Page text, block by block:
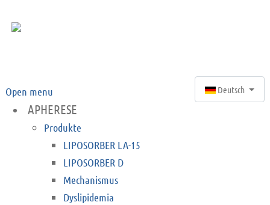
Deutsch
Open menu
APHERESE
Produkte
LIPOSORBER LA-15
LIPOSORBER D
Mechanismus
Dyslipidemia